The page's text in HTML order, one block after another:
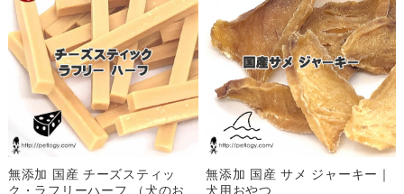
無添加 国産 チーズスティッ
ク・ラフリーハーフ （犬のお
無添加 国産 サメ ジャーキー｜
犬用おやつ